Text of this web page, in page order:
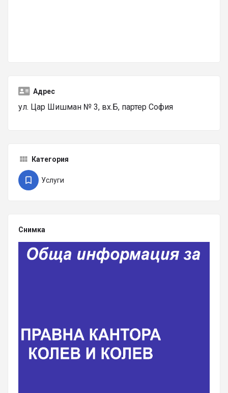
Адрес
ул. Цар Шишман № 3, вх.Б, партер София
Категория
Услуги
Снимка